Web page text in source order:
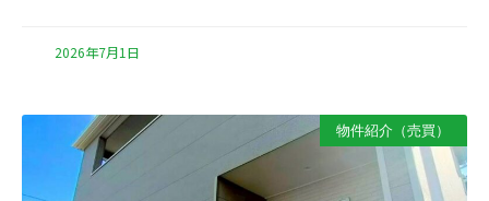
2026年7月1日
物件紹介（売買）